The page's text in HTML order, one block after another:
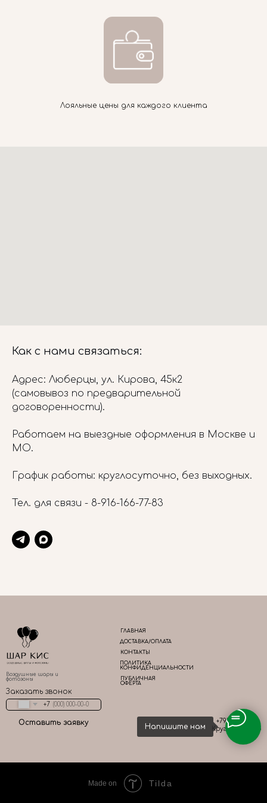
Напишите нам
Лояльные цены для каждого клиента
Как с нами связаться:
Адрес: Люберцы, ул. Кирова, 45к2
(самовывоз по предварительной
договоренности).
Работаем на выездные оформления в Москве и
МО.
График работы: круглосуточно, без выходных.
Тел. для связи - 8-916-166-77-83
ГЛАВНАЯ
ДОСТАВКА/ОПЛАТА
КОНТАКТЫ
ПОЛИТИКА
КОНФИДЕНЦИАЛЬНОСТИ
ПУБЛИЧНАЯ
ОФЕРТА
+79161667783
Круглосуточно
Воздушные шары и
фотозоны
Заказать звонок
+7
Оставить заявку
Made on Tilda